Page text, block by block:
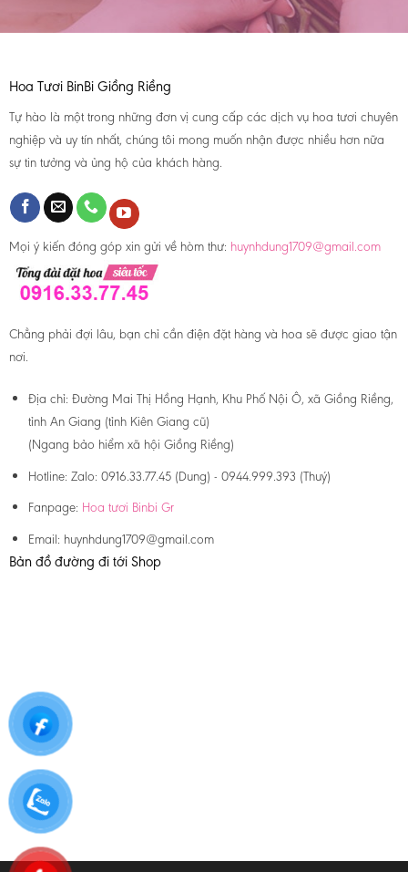
Hoa Tươi BinBi Giồng Riềng
Tự hào là một trong những đơn vị cung cấp các dịch vụ hoa tươi chuyên
nghiệp và uy tín nhất, chúng tôi mong muốn nhận được nhiều hơn nữa
sự tin tưởng và ủng hộ của khách hàng.
Mọi ý kiến đóng góp xin gửi về hòm thư: huynhdung1709@gmail.com
Chẳng phải đợi lâu, bạn chỉ cần điện đặt hàng và hoa sẽ được giao tận
nơi.
Địa chỉ: Đường Mai Thị Hồng Hạnh, Khu Phố Nội Ô, xã Giồng Riềng,
tỉnh An Giang (tỉnh Kiên Giang cũ)
(Ngang bảo hiểm xã hội Giồng Riềng)
Hotline: Zalo: 0916.33.77.45 (Dung) - 0944.999.393 (Thuý)
Fanpage: Hoa tươi Binbi Gr
Email: huynhdung1709@gmail.com
Bản đồ đường đi tới Shop